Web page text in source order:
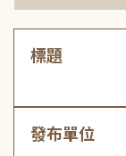
標題
發布單位